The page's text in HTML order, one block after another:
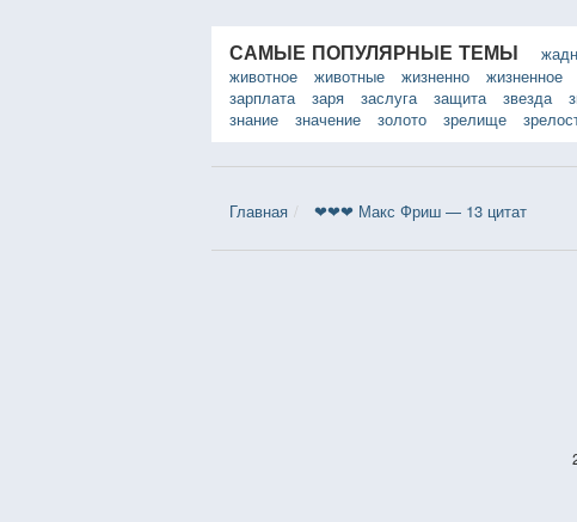
САМЫЕ ПОПУЛЯРНЫЕ ТЕМЫ
животное
животные жизненно жизненное
зарплата
заря заслуга защита звезда
знание
значение золото зрелище
Главная ❤❤❤ Макс Фриш — 13 цитат